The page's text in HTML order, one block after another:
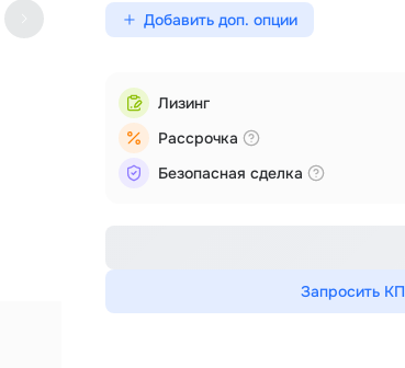
Добавить доп. опции
Лизинг
Рассрочка
Безопасная сделка
Запросить КП